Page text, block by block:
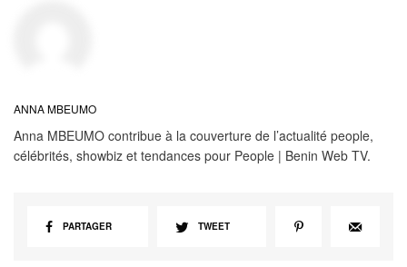
ANNA MBEUMO
Anna MBEUMO contribue à la couverture de l’actualité people,
célébrités, showbiz et tendances pour People | Benin Web TV.
PARTAGER TWEET